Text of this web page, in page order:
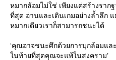
หมากล้อมไม่ใช่ เพียงแค่สร้างรา
ที่สุด อ่านและเดินเกมอย่างล้ำลึก
หมากเดียวเราก็สามารถชนะได้
‘คุณอาจชนะศึกด้วยการบุกล้อมแล
นท้ายที่สุดคุณจะแพ้ในสงคราม’